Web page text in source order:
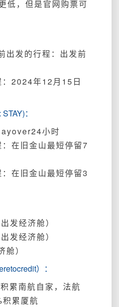
低，但是官网购票可
出发的行程：出发前
2024年12月15日
：
小时
在旧金山最短停留7
在旧金山最短停留3
发经济舱）
发经济舱）
）
）：
累南航自家，法航
积累厦航